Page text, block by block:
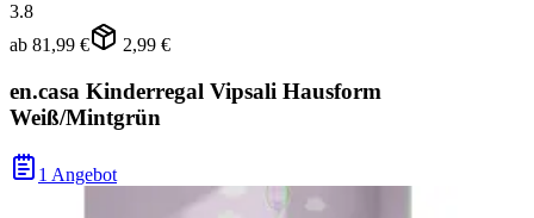
3.8
ab 81,99 € 2,99 €
en.casa Kinderregal Vipsali Hausform
Weiß/Mintgrün
1 Angebot